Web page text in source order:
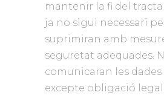
mantenir la fi del
ja no sigui necessari
suprimiran amb
seguretat adequades.
comunicaran les dades
excepte obligació legal.